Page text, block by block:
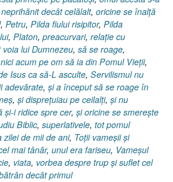
decât celălalt, oricine se înalţă
, Petru, Pilda fiului risipitor, Pilda
, Platon, preacurvari, relaţie cu
voia lui Dumnezeu, să se roage,
acum pe om să ia din Pomul Vieţii,
Isus ca să-L asculte, Servilismul nu
adevărate, şi a început să se roage în
, şi dispreţuiau pe ceilalţi, şi nu
şi-i ridice spre cer, şi oricine se smereşte
Biblic, superlativele, tot pomul
zilei de mii de ani, Toţii vameşii şi
mai tânăr, unul era fariseu, Vameşul
, viata, vorbea despre trup şi suflet cel
decât primul